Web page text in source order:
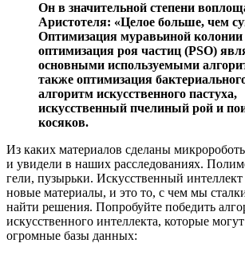
Он в значительной степени
Аристотеля: «Целое больше, чем
Оптимизация муравьиной
оптимизация роя частиц (PSO)
основными используемыми
также оптимизация
алгоритм искусственного пастуха,
искусственный пчелиный рой и
косяков.
Из каких материалов сделаны
и увидели в наших расследованиях.
гели, пузырьки. Искусственный интеллект
новые материалы, и это то, с чем мы
найти решения. Попробуйте победить
искусственного интеллекта, которые
огромные базы данных: